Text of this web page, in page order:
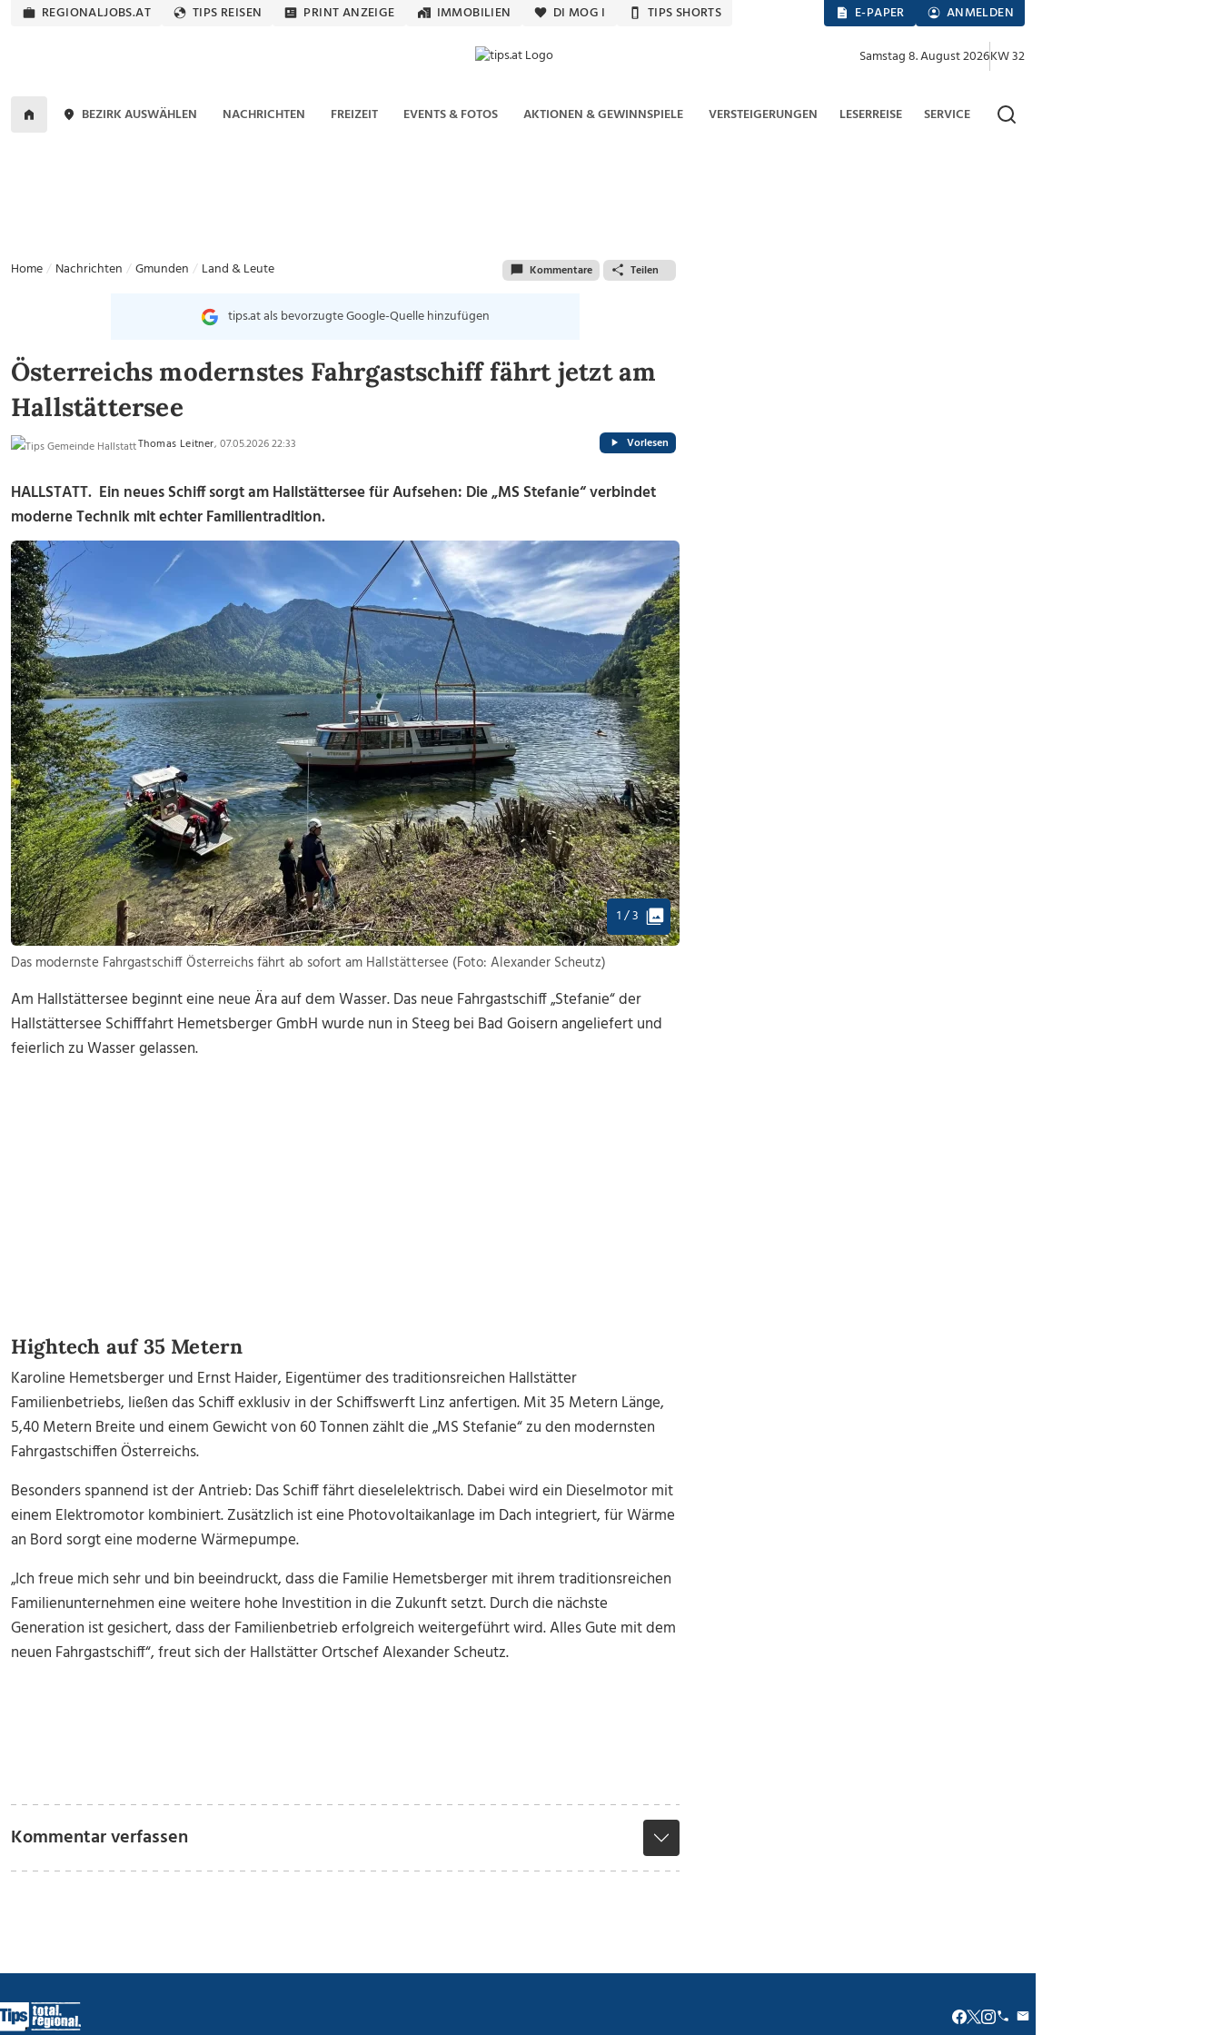
REGIONALJOBS.AT TIPS REISEN PRINT ANZEIGE IMMOBILIEN DI MOG I TIPS SHORTS E-PAPER ANMELDEN
Samstag 8. August 2026KW 32
BEZIRK AUSWÄHLEN NACHRICHTEN FREIZEIT EVENTS & FOTOS AKTIONEN & GEWINNSPIELE VERSTEIGERUNGEN LESERREISE SERVICE
Home Nachrichten Gmunden Land & Leute Kommentare Teilen
tips.at als bevorzugte Google-Quelle hinzufügen
Österreichs modernstes Fahrgastschiff fährt jetzt am
Hallstättersee
Thomas Leitner, 07.05.2026 22:33 Vorlesen
HALLSTATT. Ein neues Schiff sorgt am Hallstättersee für Aufsehen: Die „MS Stefanie“ verbindet
moderne Technik mit echter Familientradition.
1 / 3
Das modernste Fahrgastschiff Österreichs fährt ab sofort am Hallstättersee (Foto: Alexander Scheutz)
Am Hallstättersee beginnt eine neue Ära auf dem Wasser. Das neue Fahrgastschiff „Stefanie“ der
Hallstättersee Schifffahrt Hemetsberger GmbH wurde nun in Steeg bei Bad Goisern angeliefert und
feierlich zu Wasser gelassen.
Hightech auf 35 Metern
Karoline Hemetsberger und Ernst Haider, Eigentümer des traditionsreichen Hallstätter
Familienbetriebs, ließen das Schiff exklusiv in der Schiffswerft Linz anfertigen. Mit 35 Metern Länge,
5,40 Metern Breite und einem Gewicht von 60 Tonnen zählt die „MS Stefanie“ zu den modernsten
Fahrgastschiffen Österreichs.
Besonders spannend ist der Antrieb: Das Schiff fährt dieselelektrisch. Dabei wird ein Dieselmotor mit
einem Elektromotor kombiniert. Zusätzlich ist eine Photovoltaikanlage im Dach integriert, für Wärme
an Bord sorgt eine moderne Wärmepumpe.
„Ich freue mich sehr und bin beeindruckt, dass die Familie Hemetsberger mit ihrem traditionsreichen
Familienunternehmen eine weitere hohe Investition in die Zukunft setzt. Durch die nächste
Generation ist gesichert, dass der Familienbetrieb erfolgreich weitergeführt wird. Alles Gute mit dem
neuen Fahrgastschiff“, freut sich der Hallstätter Ortschef Alexander Scheutz.
Kommentar verfassen